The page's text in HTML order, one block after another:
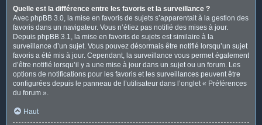
Quelle est la différence entre les favoris et la surveillance ?
Avec phpBB 3.0, la mise en favoris de sujets s’apparentait à la gestion des
favoris dans un navigateur. Vous n’étiez pas notifié des mises à jour.
Depuis phpBB 3.1, la mise en favoris de sujets est similaire à la
surveillance d’un sujet. Vous pouvez désormais être notifié lorsqu’un sujet
favoris a été mis à jour. Cependant, la surveillance vous permet également
d’être notifié lorsqu’il y a une mise à jour dans un sujet ou un forum. Les
options de notifications pour les favoris et les surveillances peuvent être
configurées depuis le panneau de l’utilisateur dans l’onglet « Préférences
du forum ».
Haut